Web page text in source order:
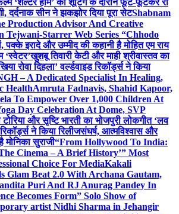
‘शेल्टर होम’ की शूटिंग के दौरान फूट-फूटकर रो
दर्दनाक सीन ने झकझोर दिया पूरा सेटShabnam
Production Advisor And Creative
Tejwani-Starrer Web Series “Chhodo
पक्के इरादे और उम्मीद की कहानी है मोहित एम राय
‘स्वेटर’खुशबू तिवारी केटी और माही श्रीवास्तव का
रोवा दिहला’ वर्ल्डवाइड रिकॉर्ड्स ने किया
– A Dedicated Specialist In Healing,
HealthAmruta Fadnavis, Shahid Kapoor,
To Empower Over 1,000 Children At
Day Celebration At Dome, SVP
टोरिया और सृष्टि भारती का भोजपुरी लोकगीत ‘लव
ने किया रिलीजसंघर्ष, आत्मविश्वास और
मोनिका सुराजी“From Hollywood To India:
Cinema – A Brief History’” Most
Choice For MediaKakali
Glam Beat 2.0 With Archana Gautam,
Puri And RJ Anurag Pandey In
Becomes Form” Solo Show of
artist Nidhi Sharma in Jehangir